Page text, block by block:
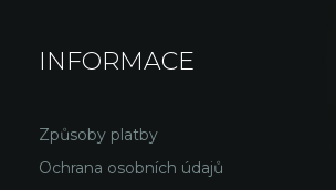
INFORMACE
Způsoby platby
Ochrana osobních údajů